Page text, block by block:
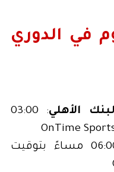
في الدوري
الأهلي
: 03:00
: 06:00 مساءً بتوقيت